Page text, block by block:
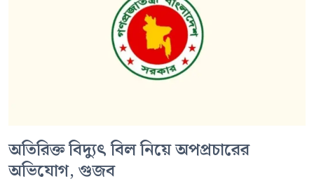
অতিরিক্ত বিদ্যুৎ বিল নিয়ে অপপ্রচারের
অভিযোগ, গুজব